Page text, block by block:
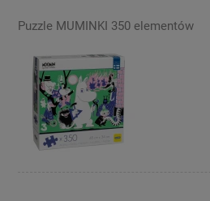
Puzzle MUMINKI 350 elementów